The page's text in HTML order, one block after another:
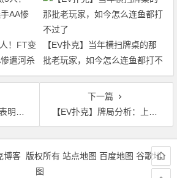
！FT变
遭河杀
【EV扑克】当年横扫牌桌的那
批老玩家，如今怎么连鱼都打不
过了
”玩家
下一篇
【EV扑克】牌局分析：上得山多终遇虎
博客 版权所有 站点地图 百度地图 谷歌地
图